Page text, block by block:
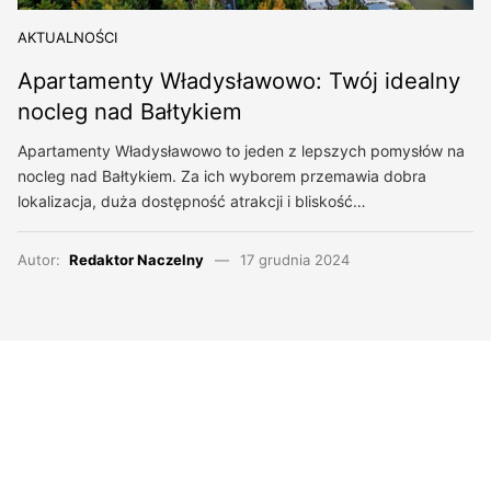
AKTUALNOŚCI
Apartamenty Władysławowo: Twój idealny
nocleg nad Bałtykiem
Apartamenty Władysławowo to jeden z lepszych pomysłów na
nocleg nad Bałtykiem. Za ich wyborem przemawia dobra
lokalizacja, duża dostępność atrakcji i bliskość…
Autor: Redaktor Naczelny 17 grudnia 2024